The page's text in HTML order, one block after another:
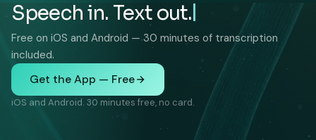
Speech in. Text out.
Free on iOS and Android — 30 minutes of transcription
included.
Get the App — Free
iOS and Android. 30 minutes free, no card.